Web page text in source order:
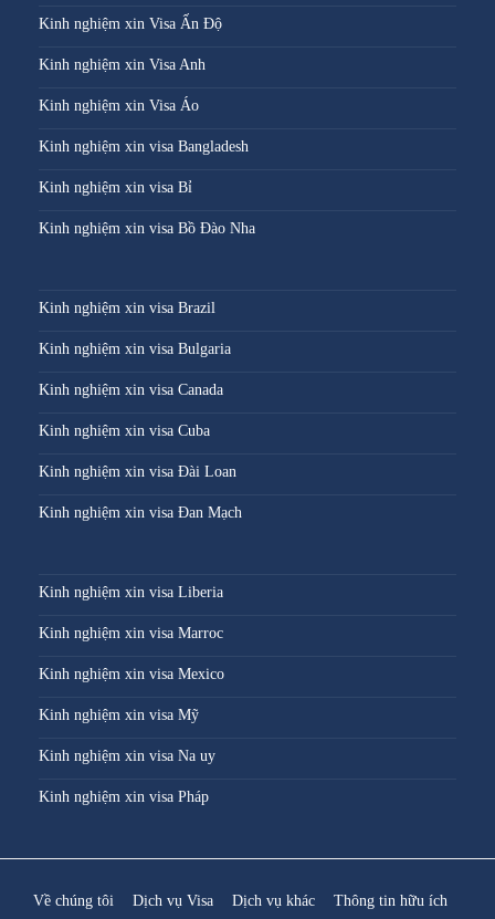
Kinh nghiệm xin Visa Ấn Độ
Kinh nghiệm xin Visa Anh
Kinh nghiệm xin Visa Áo
Kinh nghiệm xin visa Bangladesh
Kinh nghiệm xin visa Bỉ
Kinh nghiệm xin visa Bồ Đào Nha
Kinh nghiệm xin visa Brazil
Kinh nghiệm xin visa Bulgaria
Kinh nghiệm xin visa Canada
Kinh nghiệm xin visa Cuba
Kinh nghiệm xin visa Đài Loan
Kinh nghiệm xin visa Đan Mạch
Kinh nghiệm xin visa Liberia
Kinh nghiệm xin visa Marroc
Kinh nghiệm xin visa Mexico
Kinh nghiệm xin visa Mỹ
Kinh nghiệm xin visa Na uy
Kinh nghiệm xin visa Pháp
Về chúng tôi Dịch vụ Visa Dịch vụ khác Thông tin hữu ích